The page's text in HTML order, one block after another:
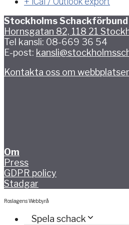
Stockholms Schackförbund
Hornsgatan 82, 118 21
Tel kansli: 08-669 36 54
E-post:
Kontakta oss om
Om
Press
GDPR policy
Stadgar
Roslagens Webbyrå
Spela schack